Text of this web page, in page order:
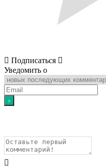
Подписаться
Уведомить о